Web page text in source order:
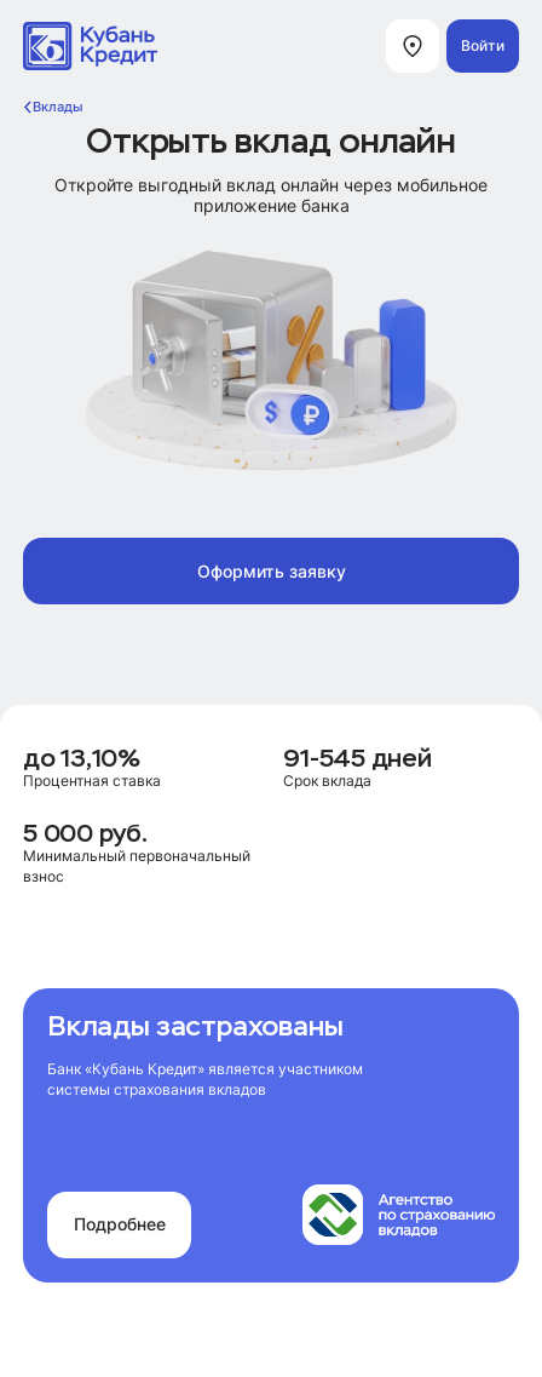
Войти
Оформить заявку
Открыть вклад онлайн
Откройте выгодный вклад онлайн через мобильное
приложение банка
до 13,10%
Процентная ставка
91-545 дней
Срок вклада
5 000 руб.
Минимальный первоначальный
взнос
Вклады застрахованы
Банк «Кубань Кредит» является участником
системы страхования вкладов
Подробнее
Вклады